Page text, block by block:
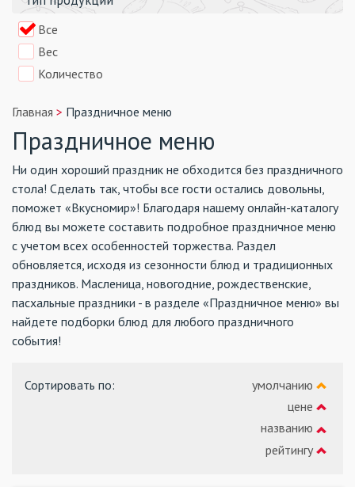
Все
Вес
Количество
Главная Праздничное меню
Праздничное меню
Ни один хороший праздник не обходится без праздничного
стола! Сделать так, чтобы все гости остались довольны,
поможет «Вкусномир»! Благодаря нашему онлайн-каталогу
блюд вы можете составить подробное праздничное меню
с учетом всех особенностей торжества. Раздел
обновляется, исходя из сезонности блюд и традиционных
праздников. Масленица, новогодние, рождественские,
пасхальные праздники - в разделе «Праздничное меню» вы
найдете подборки блюд для любого праздничного
события!
Сортировать по:
умолчанию
цене
названию
рейтингу